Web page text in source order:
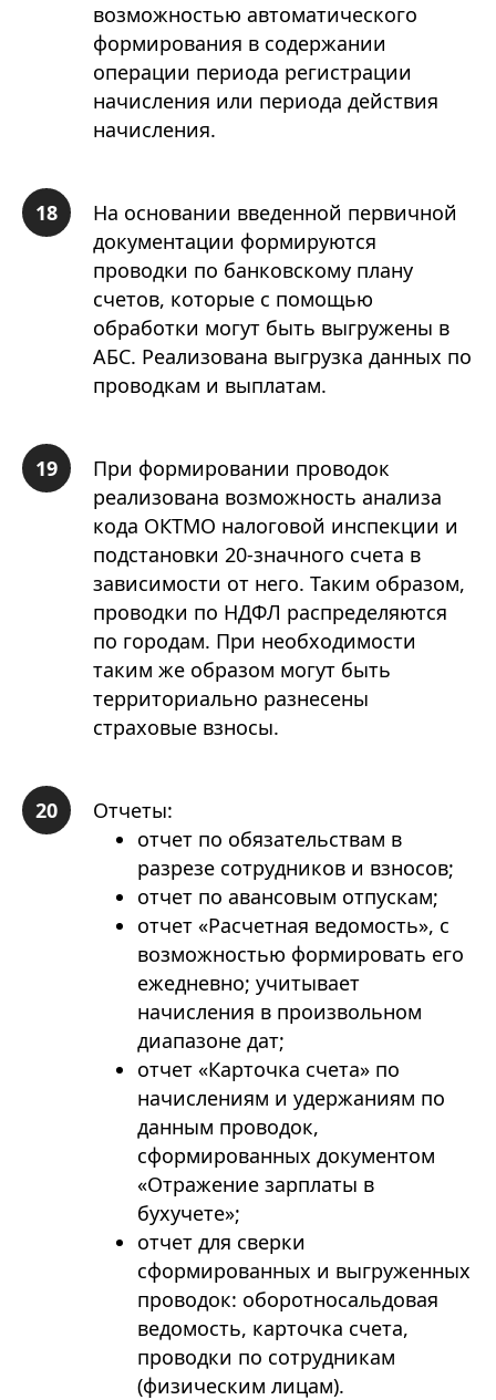
возможностью автоматического
формирования в содержании
операции периода регистрации
начисления или периода действия
начисления.
На основании введенной первичной
документации формируются
проводки по банковскому плану
счетов, которые с помощью
обработки могут быть выгружены в
АБС. Реализована выгрузка данных по
проводкам и выплатам.
При формировании проводок
реализована возможность анализа
кода ОКТМО налоговой инспекции и
подстановки 20-значного счета в
зависимости от него. Таким образом,
проводки по НДФЛ распределяются
по городам. При необходимости
таким же образом могут быть
территориально разнесены
страховые взносы.
Отчеты:
отчет по обязательствам в
разрезе сотрудников и взносов;
отчет по авансовым отпускам;
отчет «Расчетная ведомость», с
возможностью формировать его
ежедневно; учитывает
начисления в произвольном
диапазоне дат;
отчет «Карточка счета» по
начислениям и удержаниям по
данным проводок,
сформированных документом
«Отражение зарплаты в
бухучете»;
отчет для сверки
сформированных и выгруженных
проводок: оборотносальдовая
ведомость, карточка счета,
проводки по сотрудникам
(физическим лицам).